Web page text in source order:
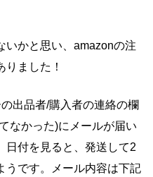
いかと思い、amazonの注
ました！
出品者/購入者の連絡の欄
なかった)にメールが届い
日付を見ると、発送して2
うです。メール内容は下記